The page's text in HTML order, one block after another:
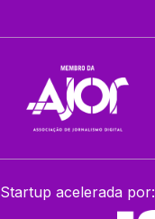
Startup acelerada por: